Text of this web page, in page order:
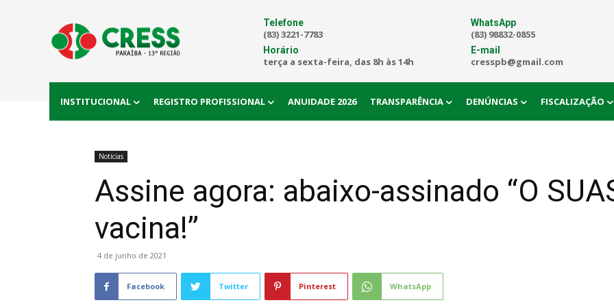
Telefone
(83) 3221-7783
Horário
terça a sexta-feira, das 8h às 14h
WhatsApp
(83) 98832-0855
E-mail
cresspb@gmail.com
INSTITUCIONAL REGISTRO PROFISSIONAL ANUIDADE 2026 TRANSPARÊNCIA DENÚNCIAS FISCALIZAÇÃO
Notícias
Assine agora: abaixo-assinado “O
vacina!”
4 de junho de 2021
Facebook Twitter Pinterest WhatsApp